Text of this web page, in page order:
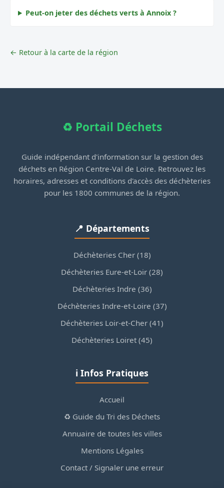
Peut-on jeter des déchets verts à Annoix ?
← Retour à la carte de la région
♻️ Portail Déchets
Guide indépendant d'information sur la gestion des
déchets en Région Centre-Val de Loire. Retrouvez les
horaires, adresses et conditions d'accès des déchèteries
pour les 1800 communes de la région.
📍 Départements
Déchèteries Cher (18)
Déchèteries Eure-et-Loir (28)
Déchèteries Indre (36)
Déchèteries Indre-et-Loire (37)
Déchèteries Loir-et-Cher (41)
Déchèteries Loiret (45)
ℹ️ Infos Pratiques
Accueil
♻️ Guide du Tri des Déchets
Annuaire de toutes les villes
Mentions Légales
Contact / Signaler une erreur